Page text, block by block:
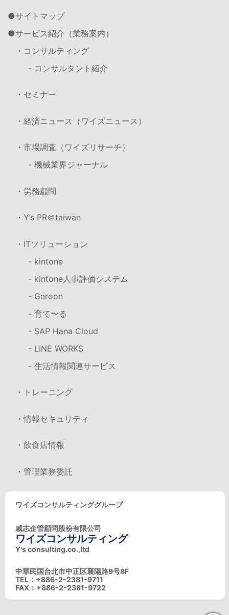
サイトマップ
サービス紹介（業務案内）
・コンサルティング
- コンサルタント紹介
・セミナー
・経済ニュース（ワイズニュース）
・市場調査（ワイズリサーチ）
- 機械業界ジャーナル
・労務顧問
・Y’s PR＠taiwan
・ITソリューション
- kintone
- kintone人事評価システム
- Garoon
- 育て〜る
- SAP Hana Cloud
- LINE WORKS
- 生活情報関連サービス
・トレーニング
・情報セキュリティ
・飲食店情報
・管理業務委託
ワイズコンサルティンググループ
威志企管顧問股份有限公司
ワイズコンサルティング
Y's consulting.co.,ltd
中華民国台北市中正区襄陽路9号8F
TEL：+886-2-2381-9711
FAX：+886-2-2381-9722